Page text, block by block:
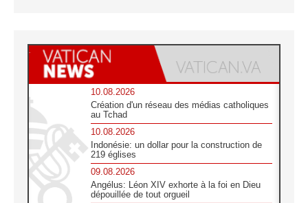
10.08.2026
Création d'un réseau des médias catholiques
au Tchad
10.08.2026
Indonésie: un dollar pour la construction de
219 églises
09.08.2026
Angélus: Léon XIV exhorte à la foi en Dieu
dépouillée de tout orgueil